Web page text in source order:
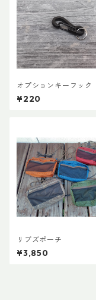
オプションキーフック
¥220
リブズポーチ
¥3,850